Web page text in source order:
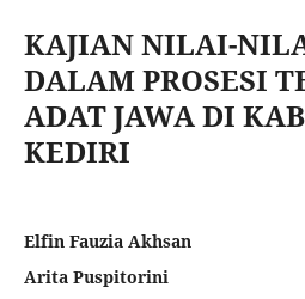
KAJIAN NILAI-
DALAM PROSESI
ADAT JAWA DI
KEDIRI
Elfin Fauzia Akhsan
Arita Puspitorini